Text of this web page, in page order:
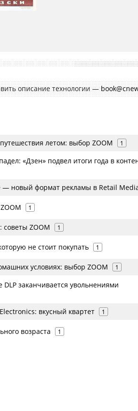
описание технологии —
летом: выбор ZOOM 1
«Дзен» подвел итоги года в
— новый формат рекламы в Retail
1
советы ZOOM 1
не стоит покупать 1
условиях: выбор ZOOM 1
заканчивается увольнениями
вкусный квартет 1
возраста 1